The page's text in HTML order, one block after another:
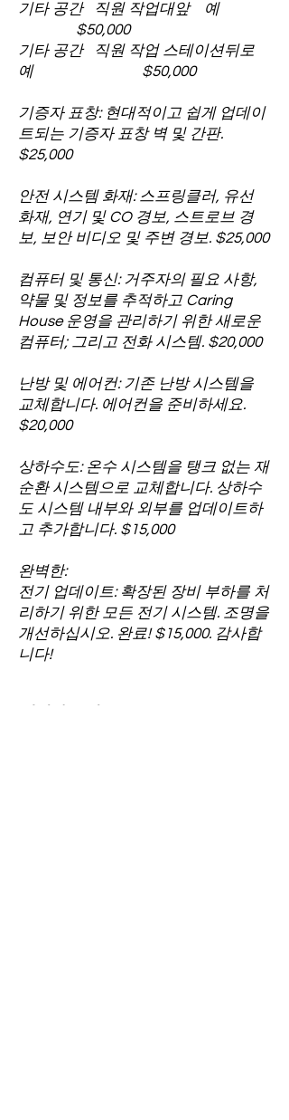
기타 공간 직원 작업대앞 예
$50,000
기타 공간 직원 작업 스테이션뒤로
예 $50,000
기증자 표창: 현대적이고 쉽게 업데이
트되는 기증자 표창 벽 및 간판.
$25,000
안전 시스템 화재: 스프링클러, 유선
화재, 연기 및 CO 경보, 스트로브 경
보, 보안 비디오 및 주변 경보. $25,000
컴퓨터 및 통신: 거주자의 필요 사항,
약물 및 정보를 추적하고 Caring
House 운영을 관리하기 위한 새로운
컴퓨터; 그리고 전화 시스템. $20,000
난방 및 에어컨: 기존 난방 시스템을
교체합니다. 에어컨을 준비하세요.
$20,000
상하수도: 온수 시스템을 탱크 없는 재
순환 시스템으로 교체합니다. 상하수
도 시스템 내부와 외부를 업데이트하
고 추가합니다. $15,000
완벽한:
전기 업데이트: 확장된 장비 부하를 처
리하기 위한 모든 전기 시스템. 조명을
개선하십시오. 완료! $15,000. 감사합
니다!